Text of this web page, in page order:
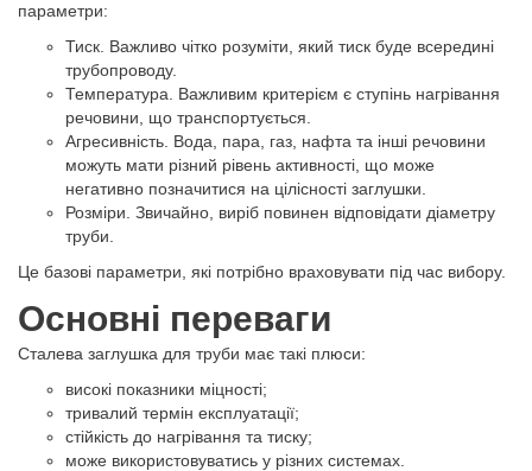
параметри:
Тиск. Важливо чітко розуміти, який тиск буде всередині
трубопроводу.
Температура. Важливим критерієм є ступінь нагрівання
речовини, що транспортується.
Агресивність. Вода, пара, газ, нафта та інші речовини
можуть мати різний рівень активності, що може
негативно позначитися на цілісності заглушки.
Розміри. Звичайно, виріб повинен відповідати діаметру
труби.
Це базові параметри, які потрібно враховувати під час вибору.
Основні переваги
Сталева заглушка для труби має такі плюси:
високі показники міцності;
тривалий термін експлуатації;
стійкість до нагрівання та тиску;
може використовуватись у різних системах.